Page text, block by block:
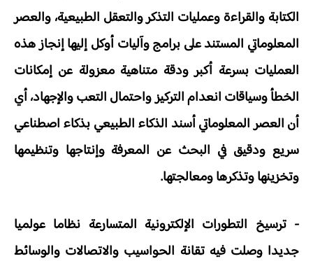
الكتابة والقراءة وعمليات التذكر والتعقل الطبيعية، والعصر
المعلوماتي المستند على برامج وآليات أوكل إليها إنجاز هذه
العمليات بسرعة أكبر ودقة متناهية معزولة عن إمكانات
الخطأ وسياقات انعدام التركيز واحتمال التعب والإجهاد، أي
أن العصر المعلوماتي أسند الذكاء الطبيعي بذكاء اصطناعي
سريع ودقيق في البحث عن المعرفة وإنتاجها وتنظيمها
وتخزينها وتذكرها ومعالجتها.
- ترسيخ التطورات الإلكترونية المتسارعة نظاما عولميا
جديدا وصلت فيه تقانة الحواسيب والاتصالات والوسائط